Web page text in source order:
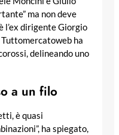
ma non deve
l’ex dirigente Giorgio
ha
delineando uno
a un filo
è quasi
ha spiegato,